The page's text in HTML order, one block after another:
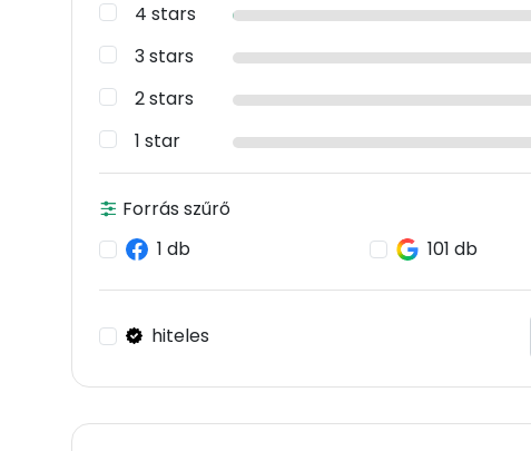
4 stars
3 stars
2 stars
1 star
Forrás szűrő
1 db
101 db
hiteles